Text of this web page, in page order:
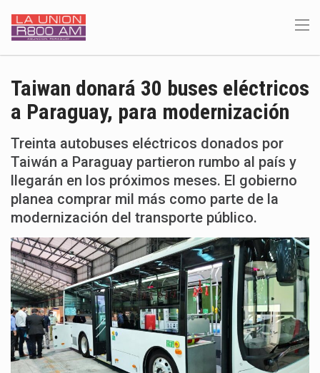
Taiwan donará 30 buses eléctricos
a Paraguay, para modernización
Treinta autobuses eléctricos donados por
Taiwán a Paraguay partieron rumbo al país y
llegarán en los próximos meses. El gobierno
planea comprar mil más como parte de la
modernización del transporte público.